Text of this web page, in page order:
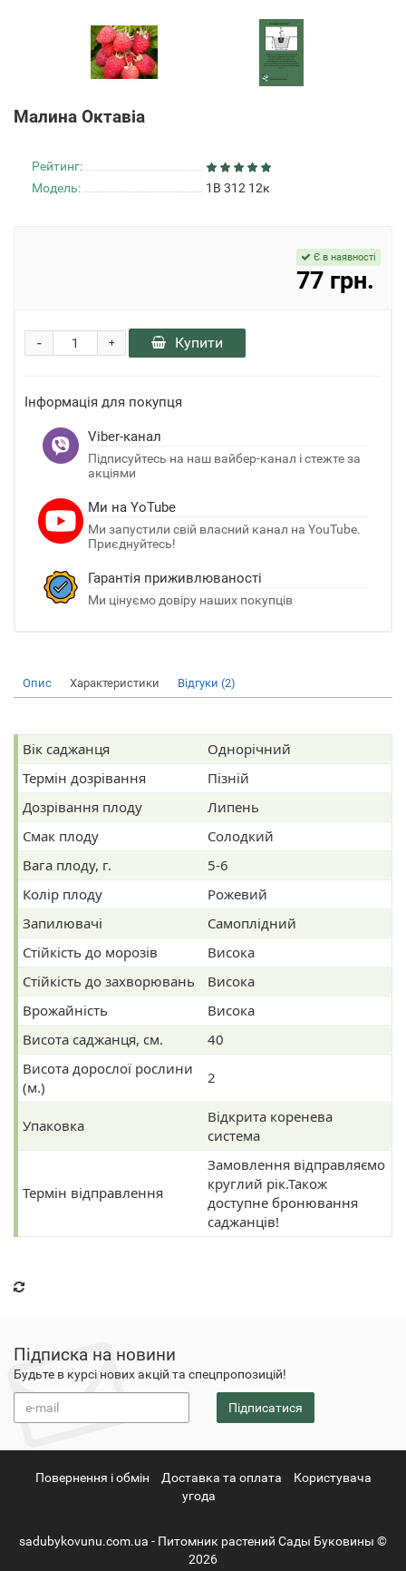
Малина Октавіа
Рейтинг:
Модель:
1В 312 12к
Є в наявності
77 грн.
+
- Купити
Інформація для покупця
Viber-канал
Підписуйтесь на наш вайбер-канал і стежте за
акціями
Ми на YoTube
Ми запустили свій власний канал на YouTube.
Приєднуйтесь!
Гарантія приживлюваності
Ми цінуємо довіру наших покупців
Опис Характеристики Відгуки (2)
Вік саджанця
Однорічний
Термін дозрівання
Пізній
Дозрівання плоду
Липень
Смак плоду
Солодкий
Вага плоду, г.
5-6
Колір плоду
Рожевий
Запилювачі
Самоплідний
Стійкість до морозів
Висока
Стійкість до захворювань
Висока
Врожайність
Висока
Висота саджанця, см.
40
Висота дорослої рослини
(м.)
2
Упаковка
Відкрита коренева
система
Термін відправлення
Замовлення відправляємо
круглий рік.Також
доступне бронювання
саджанців!
Підписка на новини
Будьте в курсі нових акцій та спецпропозицій!
Підписатися
Повернення i обмін Доставка та оплата
Користувача
угода
sadubykovunu.com.ua - Питомник растений Сады Буковины ©
2026